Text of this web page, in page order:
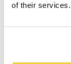
of their services.